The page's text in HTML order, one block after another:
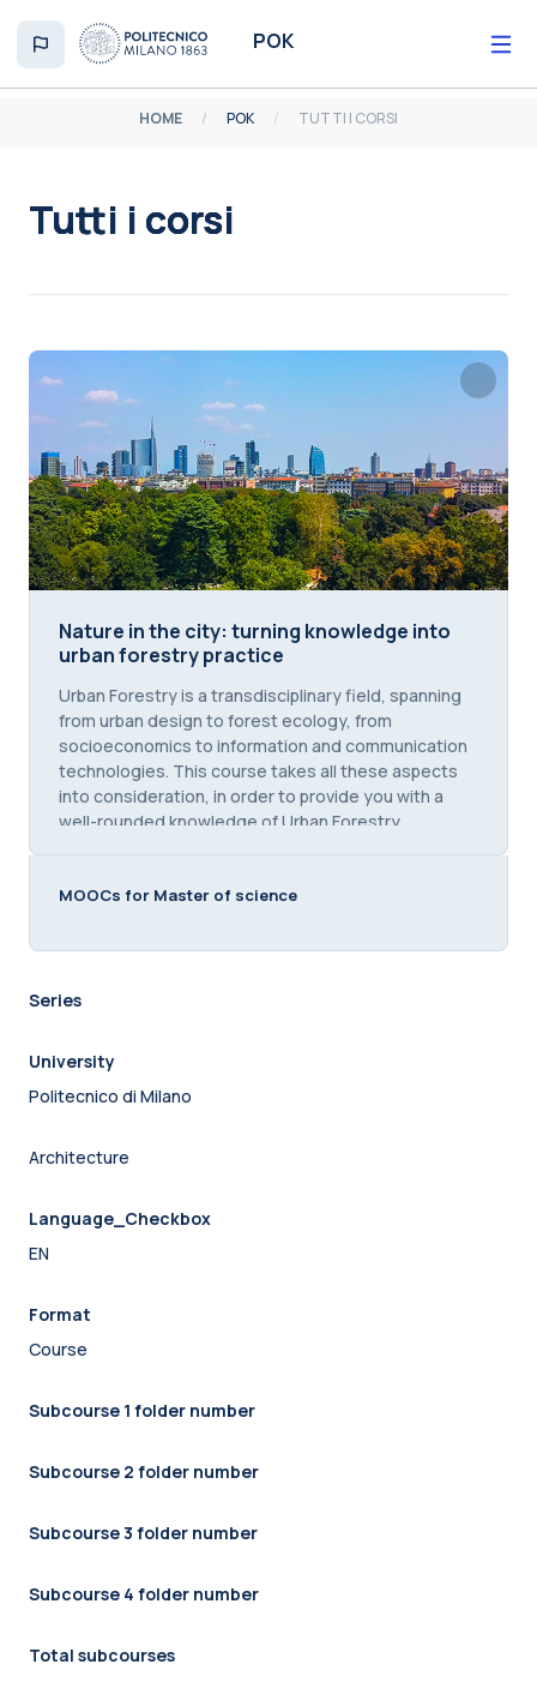
POK
HOME POK TUTTI I CORSI
Tutti i corsi
Nature in the city: turning knowledge into urban
Nature in the city: turning knowledge into
urban forestry practice
Course summary text:
Urban Forestry is a transdisciplinary field, spanning
from urban design to forest ecology, from
socioeconomics to information and communication
technologies. This course takes all these aspects
into consideration, in order to provide you with a
well-rounded knowledge of Urban Forestry.
MOOCs for Master of science
Series
University
Politecnico di Milano
Architecture
Language_Checkbox
EN
Format
Course
Subcourse 1 folder number
Subcourse 2 folder number
Subcourse 3 folder number
Subcourse 4 folder number
Total subcourses